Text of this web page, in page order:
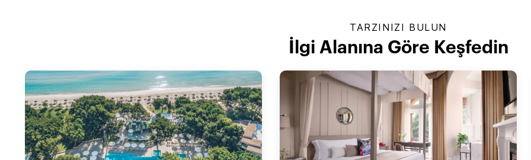
TARZINIZI BULUN
İlgi Alanına Göre Keşfedin